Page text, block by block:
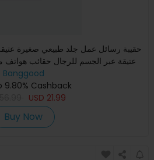
عتيقة عبر الجسم للرجال حقائب هواتف
Banggood
9.80% Cashback
USD 21.99
Buy Now